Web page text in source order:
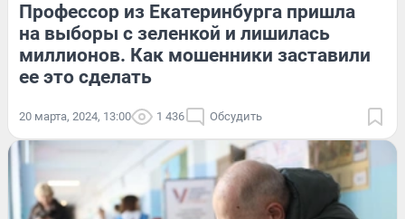
Профессор из Екатеринбурга пришла
на выборы с зеленкой и лишилась
миллионов. Как мошенники заставили
ее это сделать
20 марта, 2024, 13:00 1 436 Обсудить